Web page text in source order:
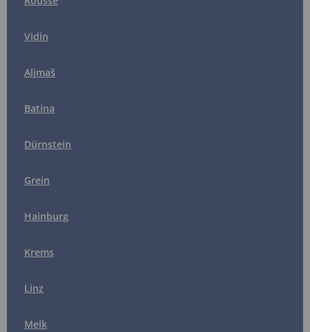
Vidin
Aljmaš
Batina
Dürnstein
Grein
Hainburg
Krems
Linz
Melk